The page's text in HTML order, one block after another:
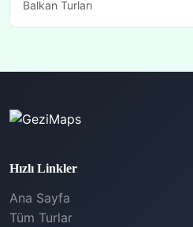
Balkan Turları
Hızlı Linkler
Ana Sayfa
Tüm Turlar